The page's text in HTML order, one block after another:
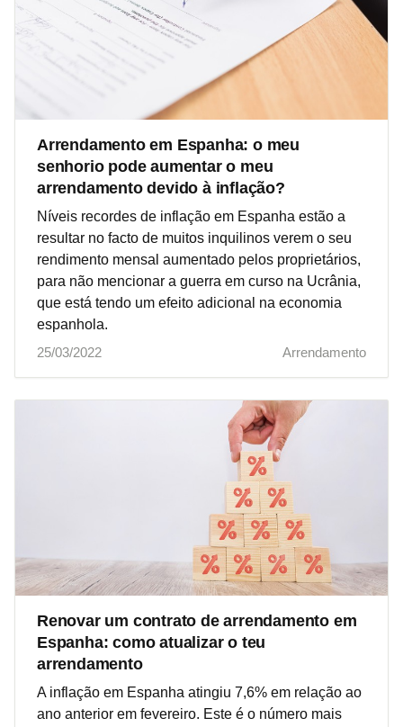
Arrendamento em Espanha: o meu
senhorio pode aumentar o meu
arrendamento devido à inflação?
Níveis recordes de inflação em Espanha estão a
resultar no facto de muitos inquilinos verem o seu
rendimento mensal aumentado pelos proprietários,
para não mencionar a guerra em curso na Ucrânia,
que está tendo um efeito adicional na economia
espanhola.
25/03/2022
Arrendamento
Renovar um contrato de arrendamento em
Espanha: como atualizar o teu
arrendamento
A inflação em Espanha atingiu 7,6% em relação ao
ano anterior em fevereiro. Este é o número mais